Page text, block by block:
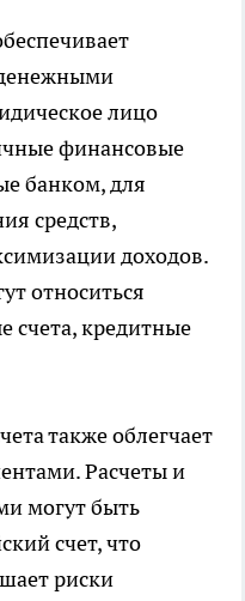
лицо
финансовые
банком, для
средств,
доходов.
относиться
счета, кредитные
также облегчает
Расчеты и
могут быть
счет, что
риски